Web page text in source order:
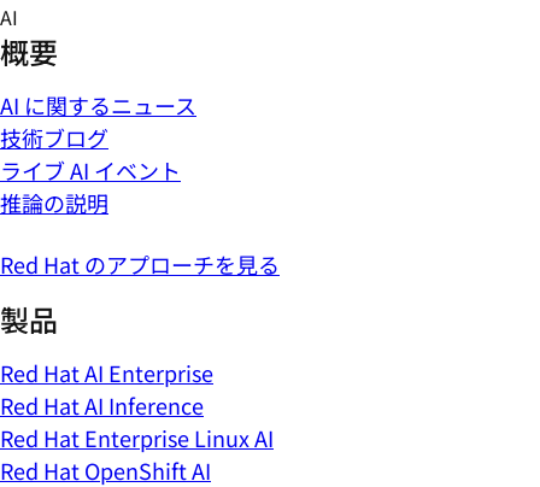
Skip
to
content
AI
概要
AI に関するニュース
技術ブログ
ライブ AI イベント
推論の説明
Red Hat のアプローチを見る
製品
Red Hat AI Enterprise
Red Hat AI Inference
Red Hat Enterprise Linux AI
Red Hat OpenShift AI